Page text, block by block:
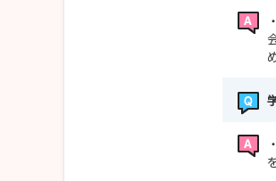
免許取得者：免許証の
🌷採用試験の10日前ま